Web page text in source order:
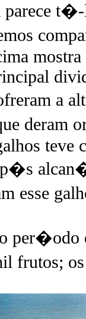
parece
a
deram
teve
esse
per�odo
frutos;